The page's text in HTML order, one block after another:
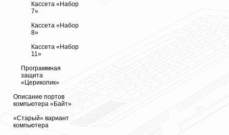
Кассета «Набор
7»
Кассета «Набор
8»
Кассета «Набор
11»
Программная
защита
«Церикопик»
Описание портов
компьютера «Байт»
«Старый» вариант
компьютера